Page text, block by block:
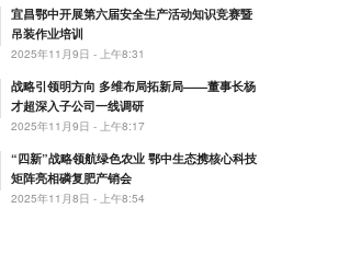
宜昌鄂中开展第六届安全生产活动知识竞赛暨
吊装作业培训
2025年11月9日 - 上午8:31
战略引领明方向 多维布局拓新局——董事长杨
才超深入子公司一线调研
2025年11月9日 - 上午8:17
“四新”战略领航绿色农业 鄂中生态携核心科技
矩阵亮相磷复肥产销会
2025年11月8日 - 上午8:54